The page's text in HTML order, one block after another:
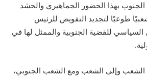
بهذا الحضور الجماهيري والحشد
طوعيًا لتجديد التفويض للرئيس
السياسي للقضية الجنوبية والممثل لها في
الشعب وإلى الشعب ومع الشعب الجنوبي،